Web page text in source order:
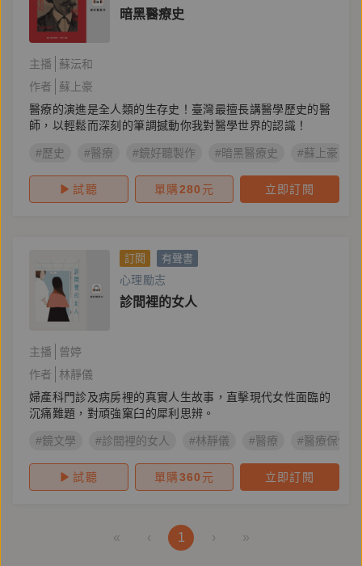
暗黑醫療史
主播
蘇沄和
作者
蘇上豪
醫療的演進是全人類的生存史！臺灣最擅長講醫學歷史的醫
師，以輕鬆而深刻的筆調撼動你我對醫學世界的認識！
#歷史 #醫療 #鏡好聽製作 #暗黑醫療史 #蘇上豪
試聽 單購280 元 立即訂閱
訂閱 有聲書
心理勵志
診間裡的女人
主播
曾婷
作者
林靜儀
婦產科門診及病房裡的真實人生故事，直擊現代女性面臨的
沉痛難題，對頑強窠臼的犀利思辨。
#鏡文學 #診間裡的女人 #林靜儀 #醫療 #醫療保健
試聽 單購360 元 立即訂閱
« ‹ 1 › »